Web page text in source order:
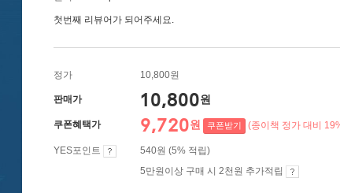
첫번째 리뷰어가 되어주세요.
정가 10,800원
판매가 10,800원
쿠폰혜택가 9,720원 쿠폰받기 (종이책 정가 대비
YES포인트
540원 (5% 적립)
5만원이상 구매 시 2천원 추가적립